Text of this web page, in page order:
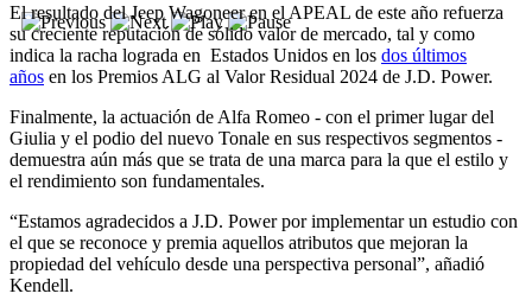
El resultado del Jeep Wagoneer en el APEAL de este año refuerza
su creciente reputación de sólido valor de mercado, tal y como
indica la racha lograda en Estados Unidos en los dos últimos
años en los Premios ALG al Valor Residual 2024 de J.D. Power.
Finalmente, la actuación de Alfa Romeo - con el primer lugar del
Giulia y el podio del nuevo Tonale en sus respectivos segmentos -
demuestra aún más que se trata de una marca para la que el estilo y
el rendimiento son fundamentales.
“Estamos agradecidos a J.D. Power por implementar un estudio con
el que se reconoce y premia aquellos atributos que mejoran la
propiedad del vehículo desde una perspectiva personal”, añadió
Kendell.